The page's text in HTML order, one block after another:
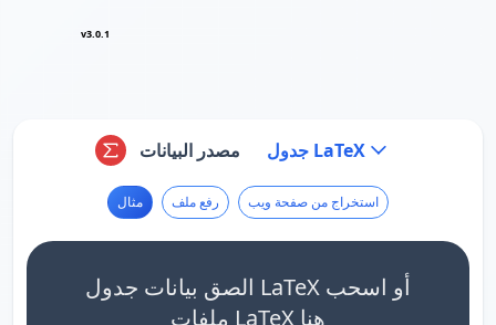
v3.0.1
مصدر البيانات جدول LaTeX
مثال رفع ملف استخراج من صفحة ويب
الصق بيانات جدول LaTeX أو اسحب
ملفات LaTeX هنا